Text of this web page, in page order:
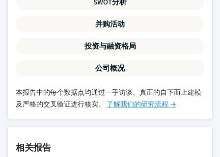
并购活动
投资与融资格局
公司概况
本报告中的每个数据点均通过一手访谈、真正的自下而上建模
及严格的交叉验证进行核实。 了解我们的研究流程 →
相关报告